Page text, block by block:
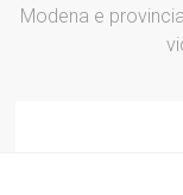
Modena e